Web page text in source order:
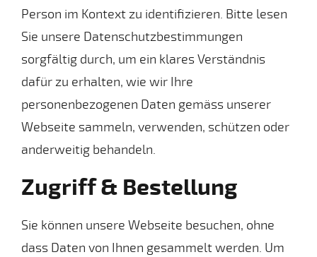
Person im Kontext zu identifizieren. Bitte lesen
Sie unsere Datenschutzbestimmungen
sorgfältig durch, um ein klares Verständnis
dafür zu erhalten, wie wir Ihre
personenbezogenen Daten gemäss unserer
Webseite sammeln, verwenden, schützen oder
anderweitig behandeln.
Zugriff & Bestellung
Sie können unsere Webseite besuchen, ohne
dass Daten von Ihnen gesammelt werden. Um